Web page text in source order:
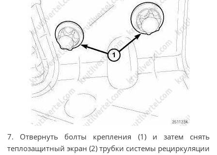
7. Отвернуть болты крепления (1) и затем снять
теплозащитный экран (2) трубки системы рециркуляции